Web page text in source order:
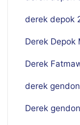
derek depok
Derek Depok
Derek
derek
Derek